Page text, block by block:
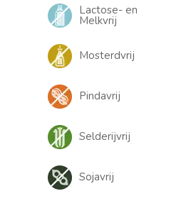
Lactose- en
Melkvrij
Mosterdvrij
Pindavrij
Selderijvrij
Sojavrij